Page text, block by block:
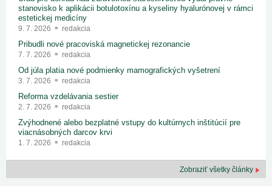
stanovisko k aplikácii botulotoxínu a kyseliny hyalurónovej v rámci
estetickej medicíny
9. 7. 2026 redakcia
Pribudli nové pracoviská magnetickej rezonancie
7. 7. 2026 redakcia
Od júla platia nové podmienky mamografických vyšetrení
3. 7. 2026 redakcia
Reforma vzdelávania sestier
2. 7. 2026 redakcia
Zvýhodnené alebo bezplatné vstupy do kultúrnych inštitúcií pre
viacnásobných darcov krvi
1. 7. 2026 redakcia
Zobraziť všetky články